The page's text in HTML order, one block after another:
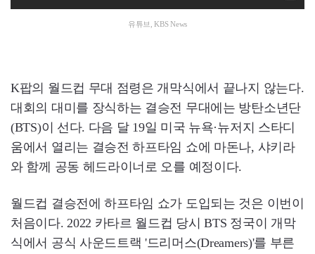
유튜브, KBS News
K팝의 월드컵 무대 점령은 개막식에서 끝나지 않는다.
대회의 대미를 장식하는 결승전 무대에는 방탄소년단
(BTS)이 선다. 다음 달 19일 미국 뉴욕·뉴저지 스타디
움에서 열리는 결승전 하프타임 쇼에 마돈나, 샤키라
와 함께 공동 헤드라이너로 오를 예정이다.
월드컵 결승전에 하프타임 쇼가 도입되는 것은 이번이
처음이다. 2022 카타르 월드컵 당시 BTS 정국이 개막
식에서 공식 사운드트랙 '드리머스(Dreamers)'를 부른